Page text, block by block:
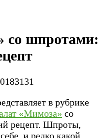
со шпротами:
3131
в рубрике
«Мимоза» со
рецепт. Шпроты,
и редко какой